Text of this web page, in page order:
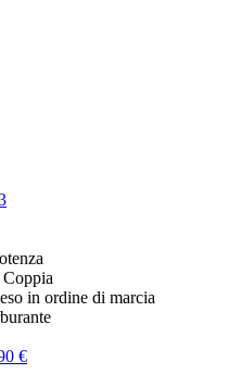
Coppia
in ordine di marcia
€